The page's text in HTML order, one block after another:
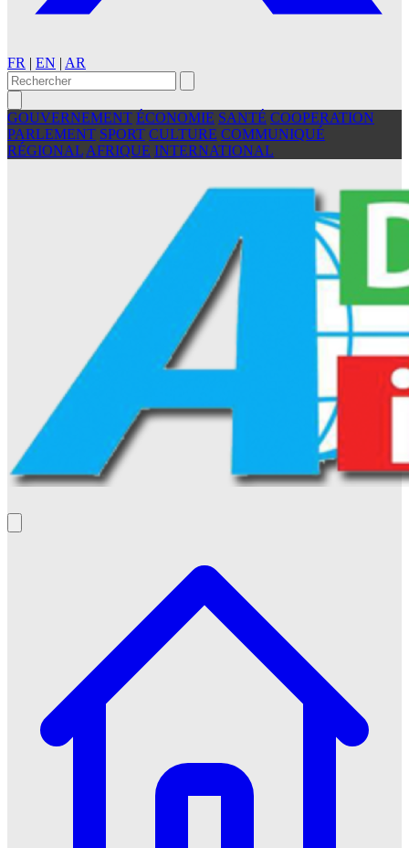
FR | EN | AR
GOUVERNEMENT ÉCONOMIE SANTÉ COOPERATION
PARLEMENT SPORT CULTURE COMMUNIQUÉ
RÉGIONAL AFRIQUE INTERNATIONAL